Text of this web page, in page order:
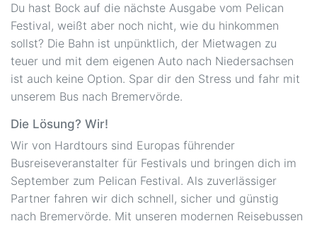
Du hast Bock auf die nächste Ausgabe vom Pelican
Festival, weißt aber noch nicht, wie du hinkommen
sollst? Die Bahn ist unpünktlich, der Mietwagen zu
teuer und mit dem eigenen Auto nach Niedersachsen
ist auch keine Option. Spar dir den Stress und fahr mit
unserem Bus nach Bremervörde.
Die Lösung? Wir!
Wir von Hardtours sind Europas führender
Busreiseveranstalter für Festivals und bringen dich im
September zum Pelican Festival. Als zuverlässiger
Partner fahren wir dich schnell, sicher und günstig
nach Bremervörde. Mit unseren modernen Reisebussen